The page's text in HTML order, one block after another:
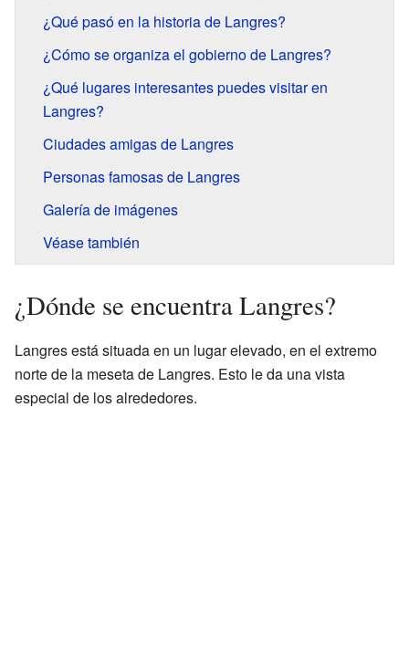
¿Qué pasó en la historia de Langres?
¿Cómo se organiza el gobierno de Langres?
¿Qué lugares interesantes puedes visitar en
Langres?
Ciudades amigas de Langres
Personas famosas de Langres
Galería de imágenes
Véase también
¿Dónde se encuentra Langres?
Langres está situada en un lugar elevado, en el extremo
norte de la meseta de Langres. Esto le da una vista
especial de los alrededores.